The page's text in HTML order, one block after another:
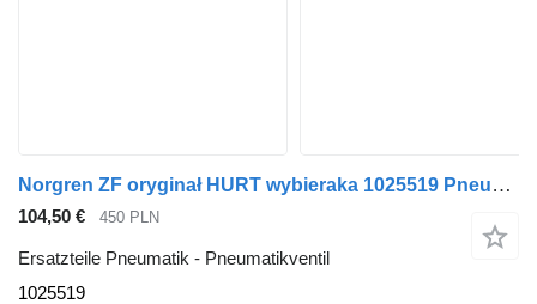
Norgren ZF oryginał HURT wybieraka 1025519 Pneumatikventil für MAN TGA TGX TGL LKW
104,50 € 450 PLN
Ersatzteile Pneumatik - Pneumatikventil
1025519